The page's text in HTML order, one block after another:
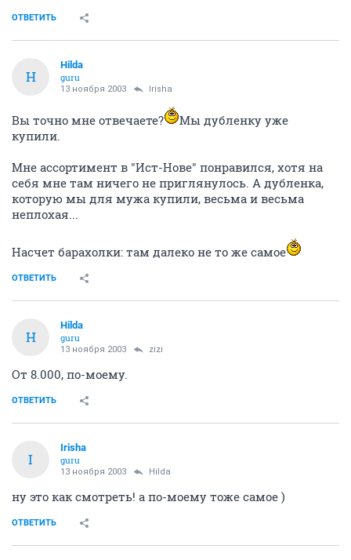
ОТВЕТИТЬ
H
Hilda
guru
13 ноября 2003 Irisha
Вы точно мне отвечаете?
Мы дубленку уже
купили.
Мне ассортимент в "Ист-Нове" понравился, хотя на
себя мне там ничего не приглянулось. А дубленка,
которую мы для мужа купили, весьма и весьма
неплохая...
Насчет барахолки: там далеко не то же самое
ОТВЕТИТЬ
H
Hilda
guru
13 ноября 2003 zizi
От 8.000, по-моему.
ОТВЕТИТЬ
I
Irisha
guru
13 ноября 2003 Hilda
ну это как смотреть! а по-моему тоже самое )
ОТВЕТИТЬ